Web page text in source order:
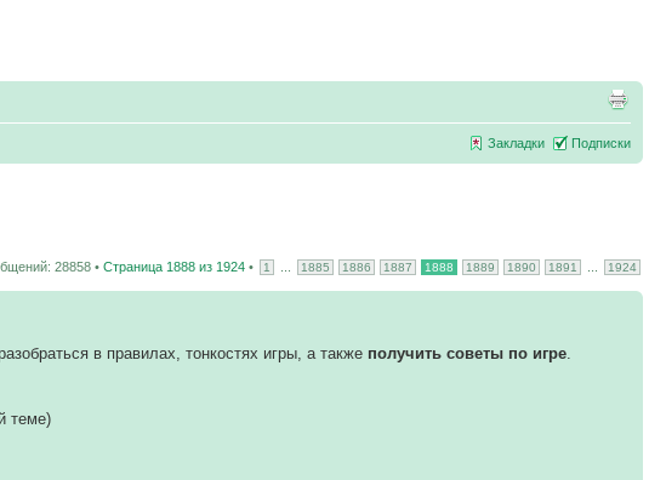
Закладки Подписки
28858 • Страница 1888 из 1924 • 1 1885 1886 1887 1888 1889 1890 1891 1924
в правилах, тонкостях игры, а также получить советы по игре
теме)